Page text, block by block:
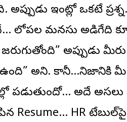
ఇంట్లో ఒకటే
లోపల మనసు అడిగేది
అప్పుడు మీరు
అని. కానీ…నిజానికి మీ
పడుతుందో… అదే అసలు
Resume… HR